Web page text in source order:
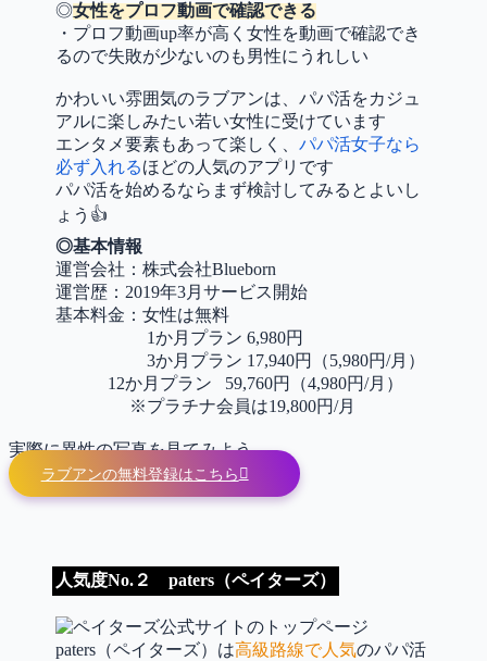
◎女性をプロフ動画で確認できる
・プロフ動画up率が高く女性を動画で確認でき
るので失敗が少ないのも男性にうれしい
かわいい雰囲気のラブアンは、パパ活をカジュ
アルに楽しみたい若い女性に受けています
エンタメ要素もあって楽しく、 パパ活女子なら
必ず入れるほどの人気のアプリです
パパ活を始めるならまず検討してみるとよいし
ょう👍
◎基本情報
運営会社：株式会社Blueborn
運営歴：2019年3月サービス開始
基本料金：女性は無料
1か月プラン 6,980円
3か月プラン 17,940円（5,980円/月）
12か月プラン 59,760円（4,980円/月）
※プラチナ会員は19,800円/月
実際に異性の写真を見てみよう
ラブアンの無料登録はこちら
人気度No.２ paters（ペイターズ）
paters（ペイターズ）は高級路線で人気のパパ活